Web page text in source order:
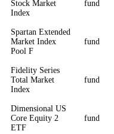
Stock Market
Index
fund
Spartan Extended
Market Index
Pool F
fund
Fidelity Series
Total Market
Index
fund
Dimensional US
Core Equity 2
ETF
fund